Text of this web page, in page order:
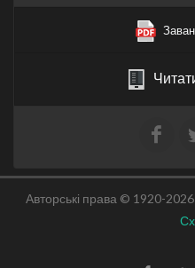
Авторські права © 1920-